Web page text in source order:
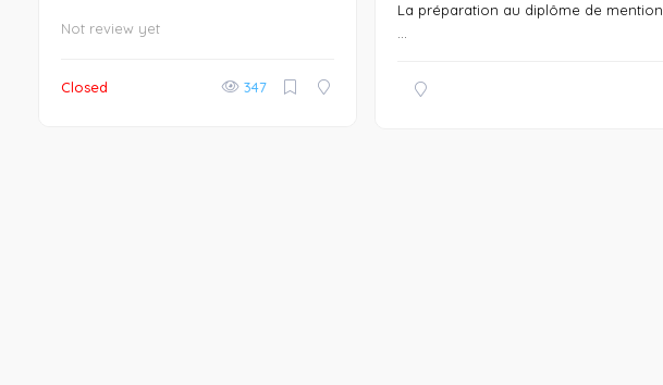
Not review yet
Closed 347
La préparation au diplôme de mention